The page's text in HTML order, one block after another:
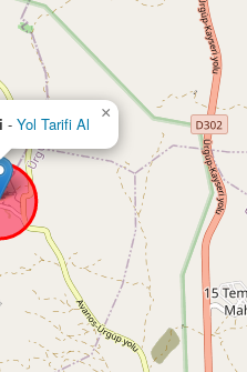
- Yol Tarifi Al
×